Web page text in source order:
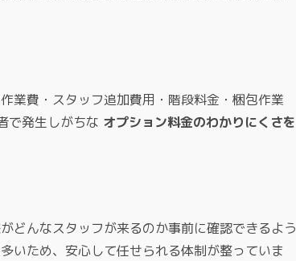
業費・スタッフ追加費用・階段料金・梱包作業
で発生しがちな オプション料金のわかりにくさを
どんなスタッフが来るのか事前に確認できるよう
いため、安心して任せられる体制が整っていま